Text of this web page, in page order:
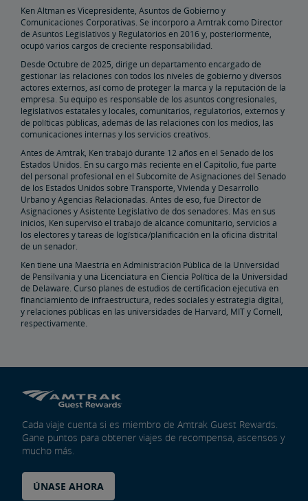
Bienes Raíces
Instalaciones de Servicios Públicos
Arrendamientos, Servidumbres
Titularidad de Propiedad
Planificar Eventos Especiales
Venta Minorista y Arrendamiento
Oportunidades de Publicidad de Amtrak
Contactos de Bienes Raíces
Restauración Ambiental
Instalación Ferroviaria de East Barracks en Trenton
New York Penn Station
Instalación Ferroviaria de West Yard en Wilmington
Instalación Ferroviaria de Cedar Hill en Hamden
Instalación Ferroviaria de County Yard en New Brunswick
Biblioteca de Prácticas y Normas de Ingeniería
Futuro del Ferrocarril
Amtrak Airo
La Última Generación del Acela
Mejoras en la Infraestructura
El Corredor Northeast (Nordeste)
Portal de Subvenciones de Amtrak
Ken Altman es Vicepresidente, Asuntos de Gobierno y
Comunicaciones Corporativas. Se incorporó a Amtrak como Director
de Asuntos Legislativos y Regulatorios en 2016 y, posteriormente,
ocupó varios cargos de creciente responsabilidad.
Desde Octubre de 2025, dirige un departamento encargado de
gestionar las relaciones con todos los niveles de gobierno y diversos
actores externos, así como de proteger la marca y la reputación de la
empresa. Su equipo es responsable de los asuntos congresionales,
legislativos estatales y locales, comunitarios, regulatorios, externos y
de políticas públicas, además de las relaciones con los medios, las
comunicaciones internas y los servicios creativos.
Antes de Amtrak, Ken trabajó durante 12 años en el Senado de los
Estados Unidos. En su cargo más reciente en el Capitolio, fue parte
del personal profesional en el Subcomité de Asignaciones del Senado
de los Estados Unidos sobre Transporte, Vivienda y Desarrollo
Urbano y Agencias Relacionadas. Antes de eso, fue Director de
Asignaciones y Asistente Legislativo de dos senadores. Más en sus
inicios, Ken supervisó el trabajo de alcance comunitario, servicios a
los electores y tareas de logística/planificación en la oficina distrital
de un senador.
Ken tiene una Maestría en Administración Pública de la Universidad
de Pensilvania y una Licenciatura en Ciencia Política de la Universidad
de Delaware. Cursó planes de estudios de certificación ejecutiva en
financiamiento de infraestructura, redes sociales y estrategia digital,
y relaciones públicas en las universidades de Harvard, MIT y Cornell,
respectivamente.
Cada viaje cuenta si es miembro de Amtrak Guest Rewards.
Gane puntos para obtener viajes de recompensa, ascensos y
mucho más.
ÚNASE AHORA